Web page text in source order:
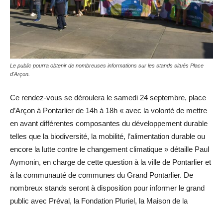
Le public pourra obtenir de nombreuses informations sur les stands situés Place
d'Arçon.
Ce rendez-vous se déroulera le samedi 24 septembre, place
d’Arçon à Pontarlier de 14h à 18h « avec la volonté de mettre
en avant différentes composantes du développement durable
telles que la biodiversité, la mobilité, l’alimentation durable ou
encore la lutte contre le changement climatique » détaille Paul
Aymonin, en charge de cette question à la ville de Pontarlier et
à la communauté de communes du Grand Pontarlier. De
nombreux stands seront à disposition pour informer le grand
public avec Préval, la Fondation Pluriel, la Maison de la